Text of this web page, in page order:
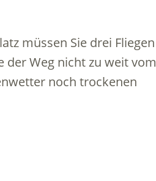
müssen Sie drei Fliegen
der Weg nicht zu weit vom
noch trockenen